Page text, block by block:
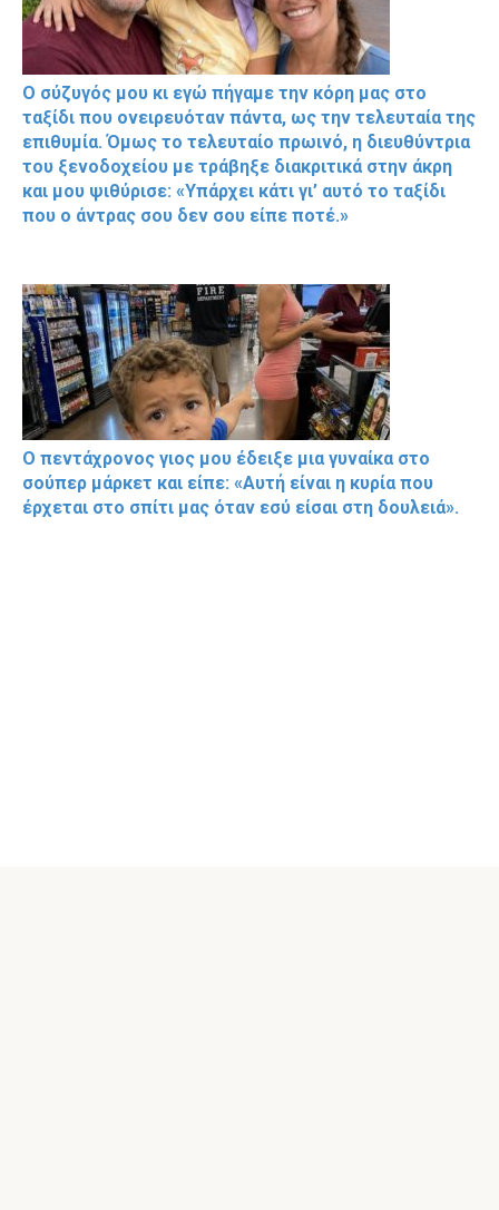
Ο σύζυγός μου κι εγώ πήγαμε την κόρη μας στο
ταξίδι που ονειρευόταν πάντα, ως την τελευταία της
επιθυμία. Όμως το τελευταίο πρωινό, η διευθύντρια
του ξενοδοχείου με τράβηξε διακριτικά στην άκρη
και μου ψιθύρισε: «Υπάρχει κάτι γι’ αυτό το ταξίδι
που ο άντρας σου δεν σου είπε ποτέ.»
Ο πεντάχρονος γιος μου έδειξε μια γυναίκα στο
σούπερ μάρκετ και είπε: «Αυτή είναι η κυρία που
έρχεται στο σπίτι μας όταν εσύ είσαι στη δουλειά».